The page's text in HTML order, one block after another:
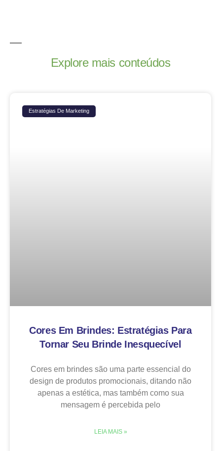
Explore mais conteúdos
Estratégias De Marketing
Cores Em Brindes: Estratégias Para
Tornar Seu Brinde Inesquecível
Cores em brindes são uma parte essencial do
design de produtos promocionais, ditando não
apenas a estética, mas também como sua
mensagem é percebida pelo
LEIA MAIS »